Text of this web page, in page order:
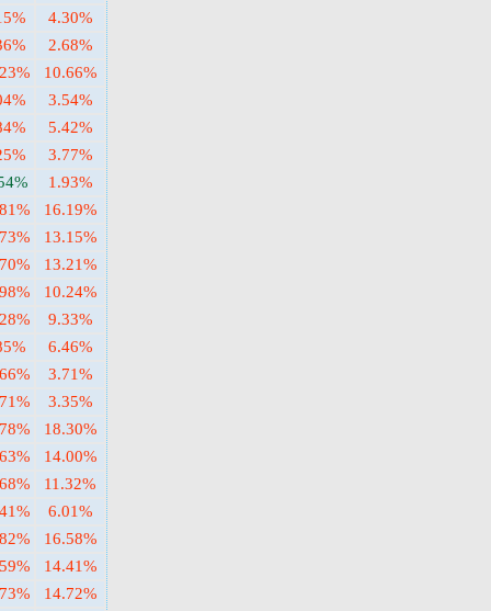
4.30%
2.68%
10.66%
3.54%
5.42%
3.77%
1.93%
16.19%
13.15%
13.21%
10.24%
9.33%
6.46%
3.71%
3.35%
18.30%
14.00%
11.32%
6.01%
16.58%
14.41%
14.72%